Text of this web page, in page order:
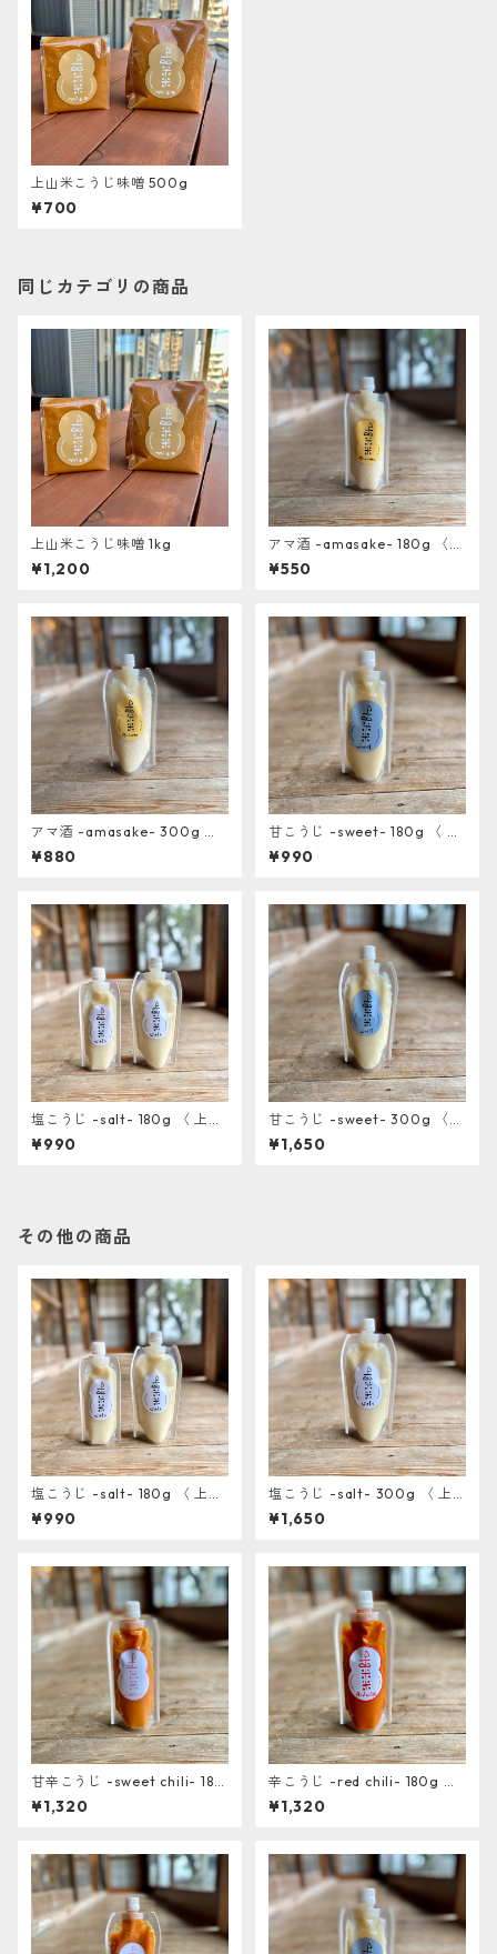
上山米こうじ味噌 500g
¥700
同じカテゴリの商品
上山米こうじ味噌 1kg
¥1,200
アマ酒 -amasake- 180g 〈
上山棚田の米糀使用〉
¥550
アマ酒 -amasake- 300g 〈
上山棚田の米糀使用〉
¥880
甘こうじ -sweet- 180g 〈 上
山棚田の米糀使用〉
¥990
塩こうじ -salt- 180g 〈 上山
棚田の米糀使用〉
¥990
甘こうじ -sweet- 300g 〈
上山棚田の米糀使用〉
¥1,650
その他の商品
塩こうじ -salt- 180g 〈 上山
棚田の米糀使用〉
¥990
塩こうじ -salt- 300g 〈 上
山棚田の米糀使用〉
¥1,650
甘辛こうじ -sweet chili- 180
g 〈 上山棚田の米糀使用〉
¥1,320
辛こうじ -red chili- 180g 〈
上山棚田の米糀使用〉
¥1,320